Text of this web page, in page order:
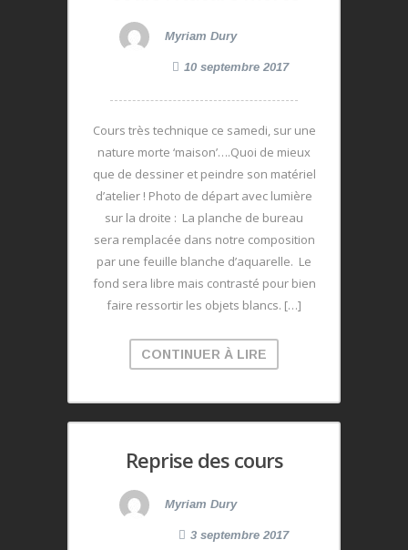
Myriam Dury
10 septembre 2017
Cours très technique ce samedi, sur une
nature morte ‘maison’….Quoi de mieux
que de dessiner et peindre son matériel
d’atelier ! Photo de départ avec lumière
sur la droite : La planche de bureau
sera remplacée dans notre composition
par une feuille blanche d’aquarelle. Le
fond sera libre mais contrasté pour bien
faire ressortir les objets blancs. […]
CONTINUER À LIRE
Reprise des cours
Myriam Dury
3 septembre 2017